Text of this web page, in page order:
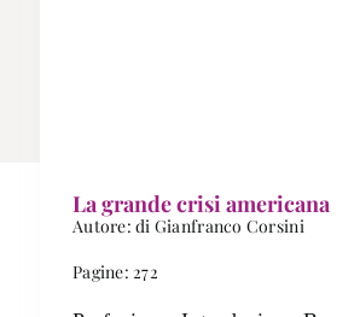
La grande crisi americana
Autore: di Gianfranco Corsini
Pagine: 272